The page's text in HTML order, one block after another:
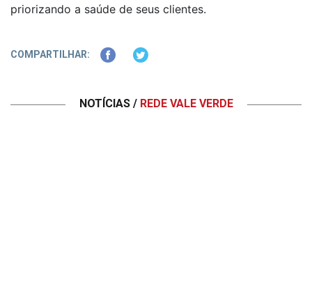
priorizando a saúde de seus clientes.
COMPARTILHAR:
NOTÍCIAS / REDE VALE VERDE